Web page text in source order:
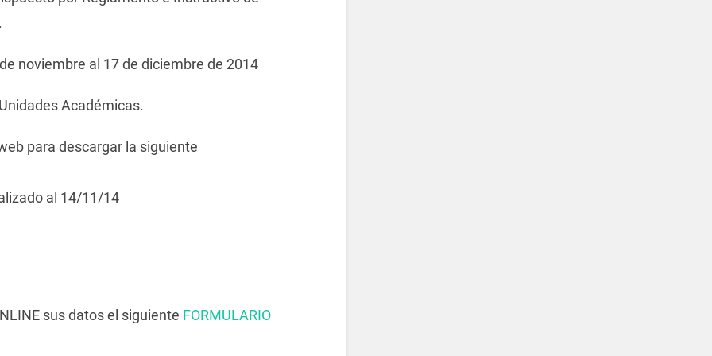
noviembre al 17 de diciembre de 2014
Académicas.
para descargar la siguiente
al 14/11/14
sus datos el siguiente FORMULARIO